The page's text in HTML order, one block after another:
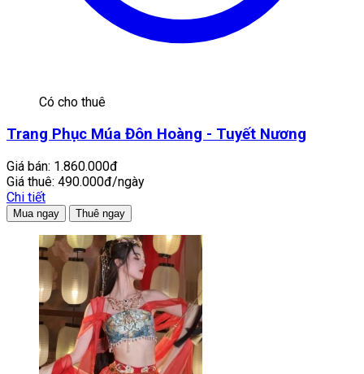
Có cho thuê
Trang Phục Múa Đôn Hoàng - Tuyết Nương
Giá bán: 1.860.000đ
Giá thuê: 490.000đ/ngày
Chi tiết
Mua ngay Thuê ngay